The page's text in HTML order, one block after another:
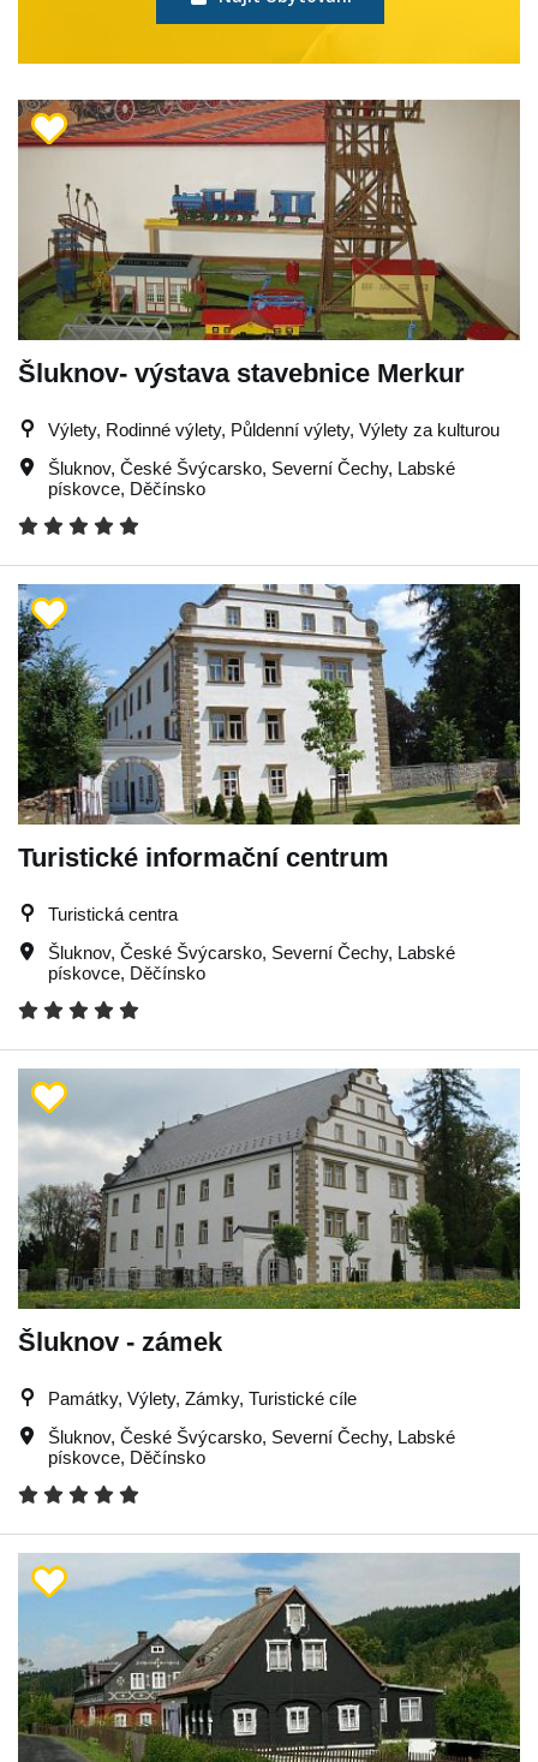
Šluknov- výstava stavebnice Merkur
Výlety, Rodinné výlety, Půldenní výlety, Výlety za kulturou
Šluknov, České Švýcarsko, Severní Čechy, Labské
pískovce, Děčínsko
Turistické informační centrum
Turistická centra
Šluknov, České Švýcarsko, Severní Čechy, Labské
pískovce, Děčínsko
Šluknov - zámek
Památky, Výlety, Zámky, Turistické cíle
Šluknov, České Švýcarsko, Severní Čechy, Labské
pískovce, Děčínsko